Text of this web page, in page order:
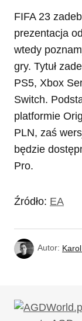
FIFA 23
prezentacja
wtedy
gry. Tytuł
PS5, Xbox
Switch.
platformie
PLN, zaś
będzie
Pro.
Źródło: EA
Autor: